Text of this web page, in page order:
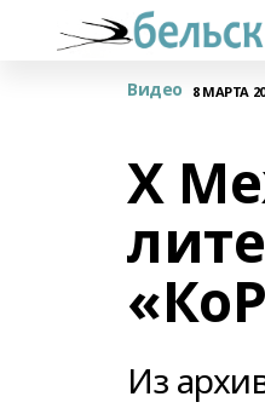
Видео 8 МАРТА
Х
Из